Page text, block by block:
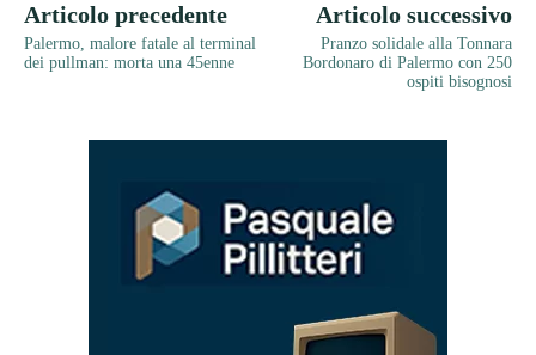
Articolo precedente
Palermo, malore fatale al terminal
dei pullman: morta una 45enne
Articolo successivo
Pranzo solidale alla Tonnara
Bordonaro di Palermo con 250
ospiti bisognosi